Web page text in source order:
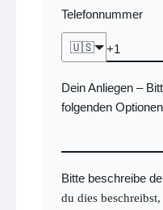
Telefonnummer
🇺🇸
Dein Anliegen –
folgenden
Bitte beschreibe
du dies